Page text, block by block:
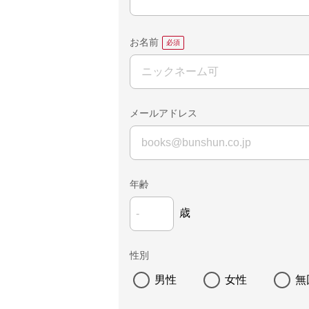
お名前
メールアドレス
年齢
歳
性別
男性 女性 無